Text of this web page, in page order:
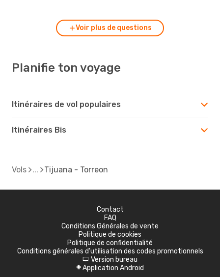
Voir plus de questions
Planifie ton voyage
Itinéraires de vol populaires
Itinéraires Bis
Vols Tijuana - Torreon
Contact
FAQ
Conditions Générales de vente
Politique de cookies
Politique de confidentialité
Conditions générales d'utilisation des codes promotionnels
d Version bureau
A Application Android